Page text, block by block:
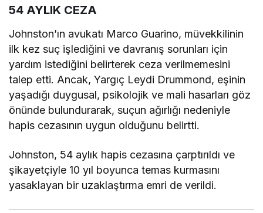
54 AYLIK CEZA
Johnston’ın avukatı Marco Guarino, müvekkilinin
ilk kez suç işlediğini ve davranış sorunları için
yardım istediğini belirterek ceza verilmemesini
talep etti. Ancak, Yargıç Leydi Drummond, eşinin
yaşadığı duygusal, psikolojik ve mali hasarları göz
önünde bulundurarak, suçun ağırlığı nedeniyle
hapis cezasının uygun olduğunu belirtti.
Johnston, 54 aylık hapis cezasına çarptırıldı ve
şikayetçiyle 10 yıl boyunca temas kurmasını
yasaklayan bir uzaklaştırma emri de verildi.